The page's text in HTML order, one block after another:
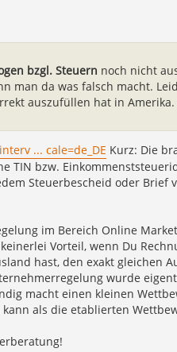
bzgl. Steuern noch nicht
man da was falsch macht.
auszufüllen hat in
... cale=de_DE Kurz: Die
TIN bzw.
Steuerbescheid oder Brief
im Bereich Online
Vorteil, wenn Du
hast, den exakt gleichen
wurde
macht einen kleinen
als die etablierten